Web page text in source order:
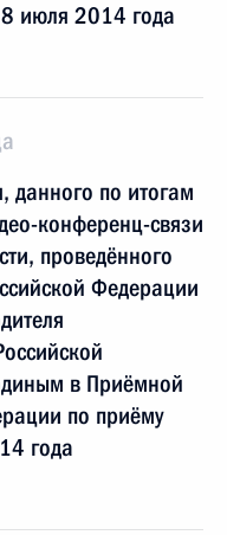
июля 2014 года
данного по итогам
конференц-связи
проведённого
Федерации
в Приёмной
по приёму
года